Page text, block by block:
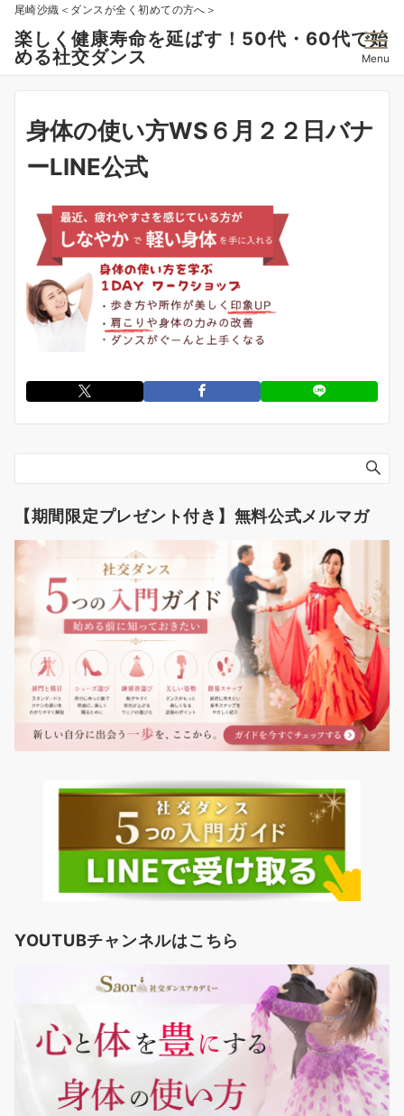
尾崎沙織＜ダンスが全く初めての方へ＞
楽しく健康寿命を延ばす！50代・60代で始
める社交ダンス
Menu
身体の使い方WS６月２２日バナ
ーLINE公式
【期間限定プレゼント付き】無料公式メルマガ
YOUTUBチャンネルはこちら